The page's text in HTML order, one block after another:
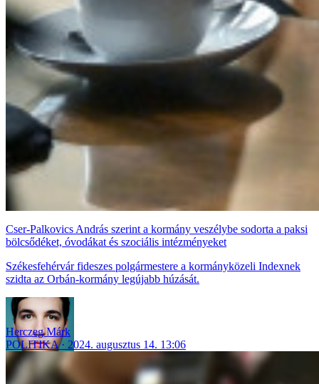
Cser-Palkovics András szerint a kormány veszélybe sodorta a paksi
bölcsődéket, óvodákat és szociális intézményeket
Székesfehérvár fideszes polgármestere a kormányközeli Indexnek
szidta az Orbán-kormány legújabb húzását.
Herczeg Márk
POLITIKA
2024. augusztus 14. 13:06